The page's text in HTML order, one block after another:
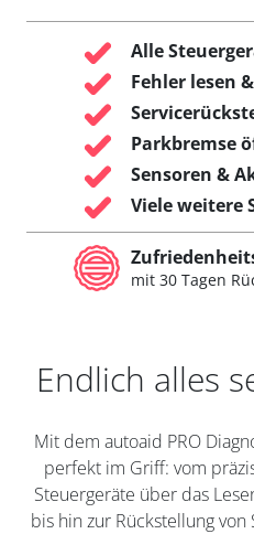
Alle
Fehler lesen
Parkbremse
Sensoren &
Viele weitere
mit 30 Tagen
Endlich alles
Mit dem autoaid PRO
perfekt im Griff: vom
Steuergeräte über das
bis hin zur Rückstellung